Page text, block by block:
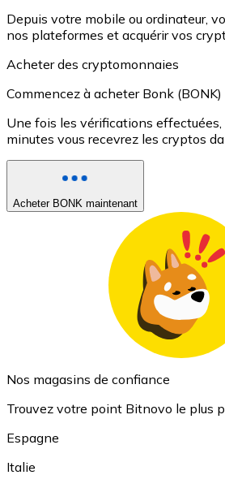
Depuis votre mobile ou ordinateur,
nos plateformes et acquérir vos
Acheter des cryptomonnaies
Commencez à acheter Bonk (BONK)
Une fois les vérifications
minutes vous recevrez les cryptos
Acheter BONK maintenant
Nos magasins de confiance
Trouvez votre point Bitnovo le plus
Espagne
Italie